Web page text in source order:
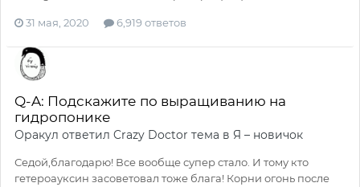
31 мая, 2020 6,919 ответов
Q-A: Подскажите по выращиванию на
гидропонике
Оракул ответил Crazy Doctor тема в Я – новичок
Седой,благодарю! Все вообще супер стало. И тому кто
гетероауксин засоветовал тоже блага! Корни огонь после